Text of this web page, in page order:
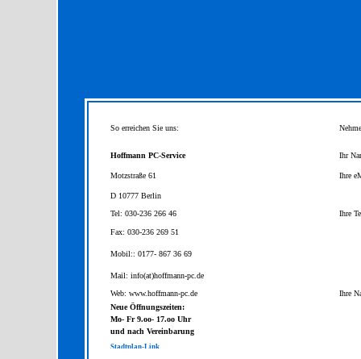
So erreichen Sie uns:
Hoffmann PC-Service Ihr
Motzstraße 61 Ihre
D 10777 Berlin
Tel: 030-236 266 46
Ihre
Fax: 030-236 269 51
Mobil:: 0177- 867 36 69
Mail: info(at)hoffmann-pc.de
Web: www.hoffmann-pc.de
Ihre
Neue Öffnungszeiten:
Mo- Fr 9.oo- 17.oo Uhr
und nach Vereinbarung
Stadtplan-Link